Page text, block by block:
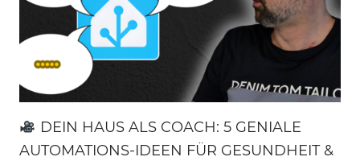
DEIN HAUS ALS COACH: 5 GENIALE
AUTOMATIONS-IDEEN FÜR GESUNDHEIT &